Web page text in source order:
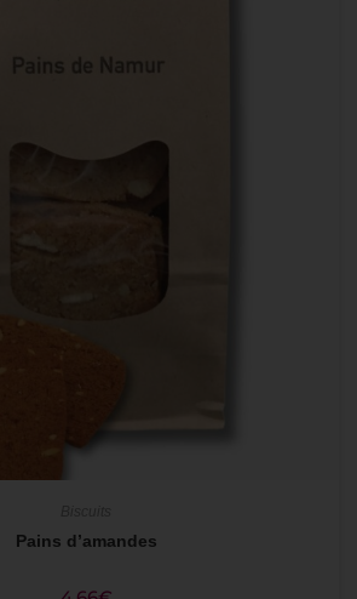
Pains d’amandes